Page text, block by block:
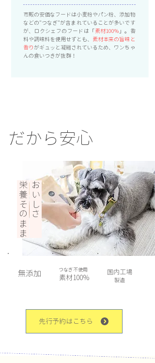
市販の安価なフードは小麦粉やパン粉、添加物
などの"つなぎ"が含まれていることが多いです
が、ロクシェフのフードは「素材100% 」。香
料や調味料を使用せずとも、 素材本来の旨味と
香りがギュッと凝縮されているため、ワンちゃ
んの食いつきが抜群！
無添加 つなぎ不使用
素材100%
国内工場
製造
おいしさ
栄養そのまま
だから安心
先行予約はこちら